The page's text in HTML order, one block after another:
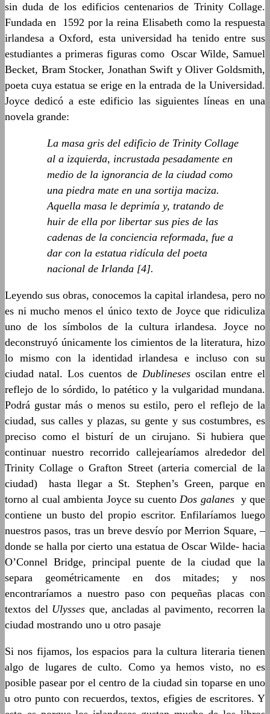
sin duda de los edificios centenarios de Trinity Collage.
Fundada en 1592 por la reina Elisabeth como la respuesta
irlandesa a Oxford, esta universidad ha tenido entre sus
estudiantes a primeras figuras como Oscar Wilde, Samuel
Becket, Bram Stocker, Jonathan Swift y Oliver Goldsmith,
poeta cuya estatua se erige en la entrada de la Universidad.
Joyce dedicó a este edificio las siguientes líneas en una
novela grande:
La masa gris del edificio de Trinity Collage
al a izquierda, incrustada pesadamente en
medio de la ignorancia de la ciudad como
una piedra mate en una sortija maciza.
Aquella masa le deprimía y, tratando de
huir de ella por libertar sus pies de las
cadenas de la conciencia reformada, fue a
dar con la estatua ridícula del poeta
nacional de Irlanda [4].
Leyendo sus obras, conocemos la capital irlandesa, pero no
es ni mucho menos el único texto de Joyce que ridiculiza
uno de los símbolos de la cultura irlandesa. Joyce no
deconstruyó únicamente los cimientos de la literatura, hizo
lo mismo con la identidad irlandesa e incluso con su
ciudad natal. Los cuentos de Dublinesesoscilan entre el
reflejo de lo sórdido, lo patético y la vulgaridad mundana.
Podrá gustar más o menos su estilo, pero el reflejo de la
ciudad, sus calles y plazas, su gente y sus costumbres, es
preciso como el bisturí de un cirujano. Si hubiera que
continuar nuestro recorrido callejearíamos alrededor del
Trinity Collage o Grafton Street (arteria comercial de la
ciudad) hasta llegar a St. Stephen’s Green, parque en
torno al cual ambienta Joyce su cuentoDos galanesy que
contiene un busto del propio escritor. Enfilaríamos luego
nuestros pasos, tras un breve desvío por Merrion Square, –
donde se halla por cierto una estatua de Oscar Wilde- hacia
O’Connel Bridge, principal puente de la ciudad que la
separa geométricamente en dos mitades; y nos
encontraríamos a nuestro paso con pequeñas placas con
textos del Ulysses que, ancladas al pavimento, recorren la
ciudad mostrando uno u otro pasaje
Si nos fijamos, los espacios para la cultura literaria tienen
algo de lugares de culto. Como ya hemos visto, no es
posible pasear por el centro de la ciudad sin toparse en uno
u otro punto con recuerdos, textos, efigies de escritores. Y